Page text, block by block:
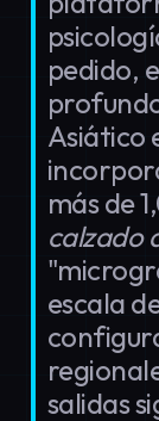
pedido,
Asiático
más de
calzado
escala
salidas